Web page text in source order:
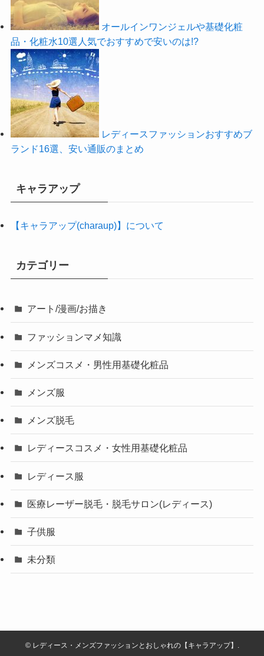
オールインワンジェルや基礎化粧
品・化粧水10選人気でおすすめで安いのは!?
レディースファッションおすすめブ
ランド16選、安い通販のまとめ
キャラアップ
【キャラアップ(charaup)】について
カテゴリー
アート/漫画/お描き
ファッションマメ知識
メンズコスメ・男性用基礎化粧品
メンズ服
メンズ脱毛
レディースコスメ・女性用基礎化粧品
レディース服
医療レーザー脱毛・脱毛サロン(レディース)
子供服
未分類
©レディース・メンズファッションとおしゃれの【キャラアップ】.